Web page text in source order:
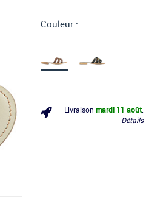
Couleur :
Livraison mardi 11 août
Détails